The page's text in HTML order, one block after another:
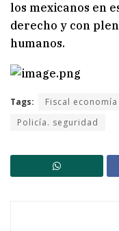
los mexicanos en
derecho y con
humanos.
Tags:
Fiscal
Policía. seguridad